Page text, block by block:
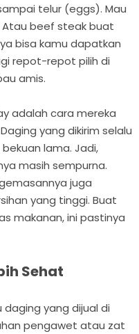
telur (eggs). Mau
beef steak buat
bisa kamu dapatkan
repot-repot pilih di
amis.
adalah cara mereka
yang dikirim selalu
lama. Jadi,
masih sempurna.
juga
yang tinggi. Buat
makanan, ini pastinya
Sehat
daging yang dijual di
pengawet atau zat